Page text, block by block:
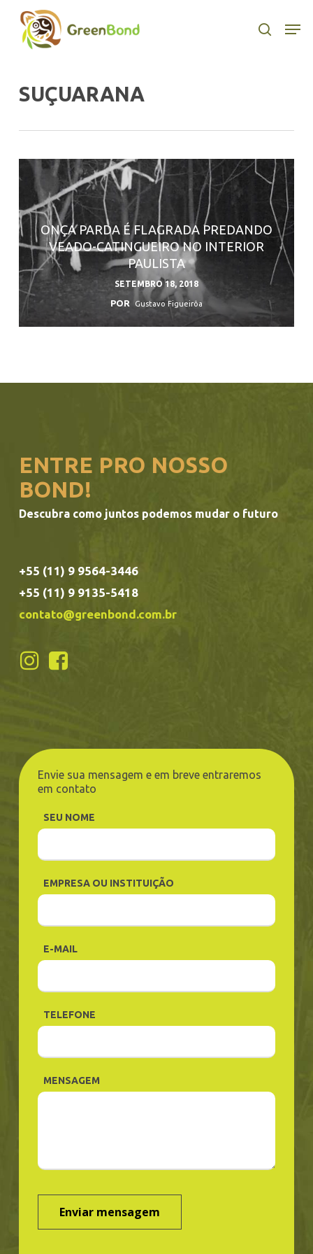
main
content
search
SUÇUARANA
ONÇA PARDA É FLAGRADA PREDANDO
VEADO-CATINGUEIRO NO INTERIOR
PAULISTA
SETEMBRO 18, 2018
POR Gustavo Figueirôa
ENTRE PRO NOSSO
BOND!
Descubra como juntos podemos mudar o futuro
+55 (11) 9 9564-3446
+55 (11) 9 9135-5418
contato@greenbond.com.br
Envie sua mensagem e em breve entraremos
em contato
SEU NOME
EMPRESA OU INSTITUIÇÃO
E-MAIL
TELEFONE
MENSAGEM